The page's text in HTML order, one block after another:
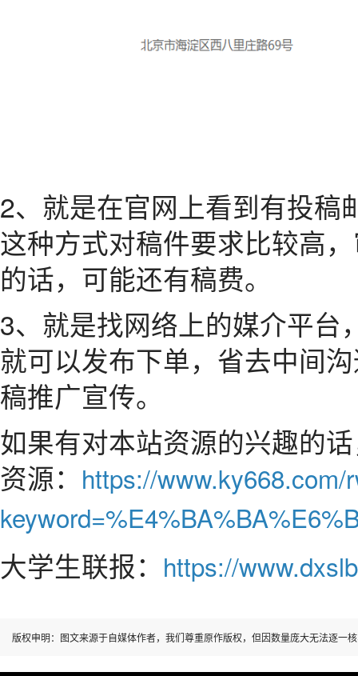
2、就是在官网上看到有投稿
这种方式对稿件要求比较高
的话，可能还有稿费。
3、就是找网络上的媒介平台
就可以发布下单，省去中间
稿推广宣传。
如果有对本站资源的兴趣的
资源： https://www.ky668.com/
大学生联报： https://
版权申明：图文来源于自媒体作者，我们尊重原作版权，但因数量庞大无法逐一